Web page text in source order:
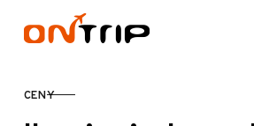
Przejdź do treści
KATEGORIA
CENY